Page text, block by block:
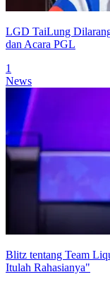
LGD TaiLung
dan Acara PGL
1
News
Blitz tentang Team
Itulah Rahasianya"